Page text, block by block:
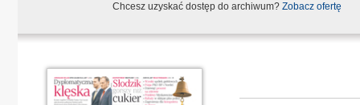
Chcesz uzyskać dostęp do archiwum? Zobacz ofertę